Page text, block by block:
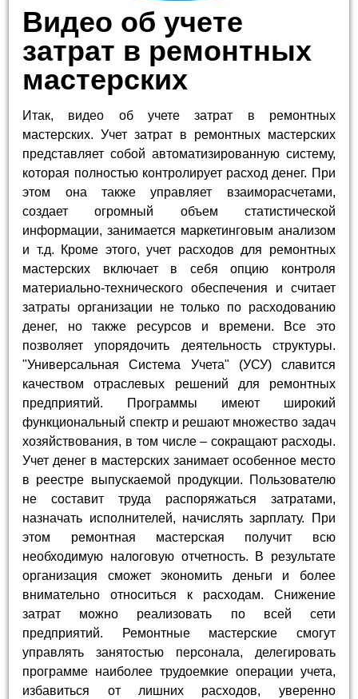
Видео об учете
затрат в ремонтных
мастерских
Итак, видео об учете затрат в ремонтных
мастерских. Учет затрат в ремонтных мастерских
представляет собой автоматизированную систему,
которая полностью контролирует расход денег. При
этом она также управляет взаиморасчетами,
создает огромный объем статистической
информации, занимается маркетинговым анализом
и т.д. Кроме этого, учет расходов для ремонтных
мастерских включает в себя опцию контроля
материально-технического обеспечения и считает
затраты организации не только по расходованию
денег, но также ресурсов и времени. Все это
позволяет упорядочить деятельность структуры.
"Универсальная Система Учета" (УСУ) славится
качеством отраслевых решений для ремонтных
предприятий. Программы имеют широкий
функциональный спектр и решают множество задач
хозяйствования, в том числе – сокращают расходы.
Учет денег в мастерских занимает особенное место
в реестре выпускаемой продукции. Пользователю
не составит труда распоряжаться затратами,
назначать исполнителей, начислять зарплату. При
этом ремонтная мастерская получит всю
необходимую налоговую отчетность. В результате
организация сможет экономить деньги и более
внимательно относиться к расходам. Снижение
затрат можно реализовать по всей сети
предприятий. Ремонтные мастерские смогут
управлять занятостью персонала, делегировать
программе наиболее трудоемкие операции учета,
избавиться от лишних расходов, уверенно